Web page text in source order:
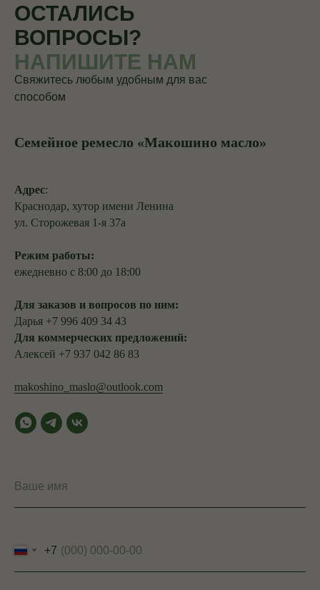
ОСТАЛИСЬ
ВОПРОСЫ?
НАПИШИТЕ НАМ
Свяжитесь любым удобным для вас
способом
Семейное ремесло «Макошино масло»
Адрес:
Краснодар, хутор имени Ленина
ул. Сторожевая 1-я 37а
Режим работы:
ежедневно с 8:00 до 18:00
Для заказов и вопросов по ним:
Дарья +7 996 409 34 43
Для коммерческих предложений:
Алексей +7 937 042 86 83
makoshino_maslo@outlook.com
Ваше имя
+7